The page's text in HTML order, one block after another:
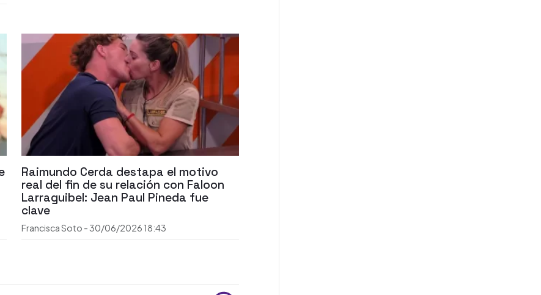
Raimundo Cerda destapa el motivo
real del fin de su relación con Faloon
Larraguibel: Jean Paul Pineda fue
clave
Francisca Soto -30/06/2026 18:43